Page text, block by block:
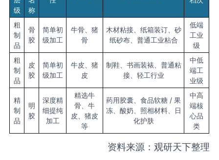
级
称
粗
制
品
骨
胶
简单初
级加工
牛骨、猪
骨
木材粘接、纸箱装订、砂
纸砂布、普通工业粘合
低端
工业
级
粗
制
品
皮
胶
简单初
级加工
牛皮、猪
皮
制鞋、书画装裱、普通粘
接、轻工行业
中低
端工
业级
精
制
品
明
胶
深度精
细提纯
加工
精选牛
骨、牛
皮、猪皮
等
药用胶囊、食品软糖 / 果
冻、酸奶、照相材料、日
化护肤
中高
端核
心品
类
资料来源：观研天下整理